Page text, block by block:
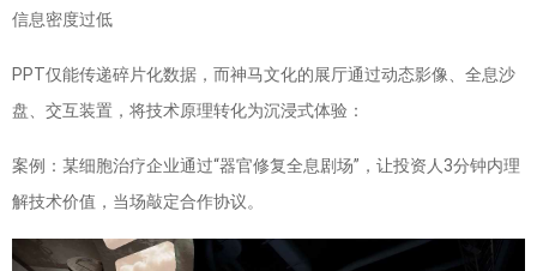
信息密度过低
PPT仅能传递碎片化数据，而神马文化的展厅通过动态影像、全息沙
盘、交互装置，将技术原理转化为沉浸式体验：
案例：某细胞治疗企业通过“器官修复全息剧场”，让投资人3分钟内理
解技术价值，当场敲定合作协议。